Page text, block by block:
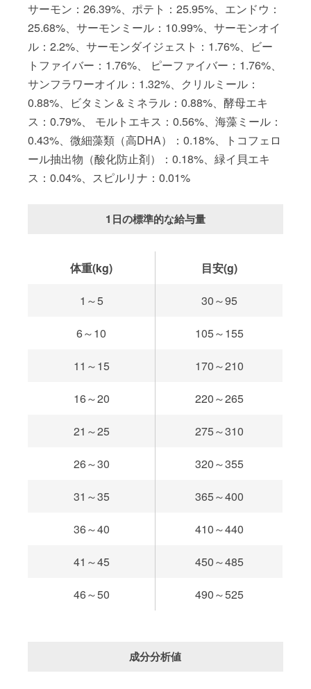
サーモン：26.39%、ポテト：25.95%、エンドウ：
25.68%、サーモンミール：10.99%、サーモンオイ
ル：2.2%、サーモンダイジェスト：1.76%、ビー
トファイバー：1.76%、 ピーファイバー：1.76%、
サンフラワーオイル：1.32%、クリルミール：
0.88%、ビタミン＆ミネラル：0.88%、酵母エキ
ス：0.79%、 モルトエキス：0.56%、海藻ミール：
0.43%、微細藻類（高DHA）：0.18%、トコフェロ
ール抽出物（酸化防止剤）：0.18%、緑イ貝エキ
ス：0.04%、スピルリナ：0.01%
1日の標準的な給与量
体重(kg) 目安(g)
1～5 30～95
6～10 105～155
11～15 170～210
16～20 220～265
21～25 275～310
26～30 320～355
31～35 365～400
36～40 410～440
41～45 450～485
46～50 490～525
成分分析値